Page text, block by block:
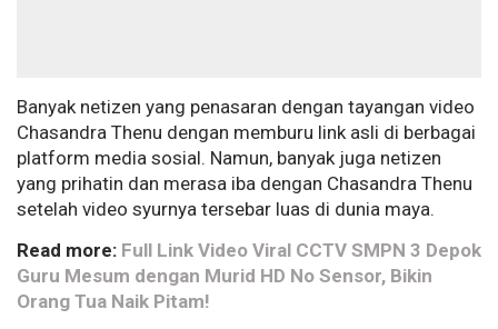
Banyak netizen yang penasaran dengan tayangan video
Chasandra Thenu dengan memburu link asli di berbagai
platform media sosial. Namun, banyak juga netizen
yang prihatin dan merasa iba dengan Chasandra Thenu
setelah video syurnya tersebar luas di dunia maya.
Read more: Full Link Video Viral CCTV SMPN 3 Depok
Guru Mesum dengan Murid HD No Sensor, Bikin
Orang Tua Naik Pitam!